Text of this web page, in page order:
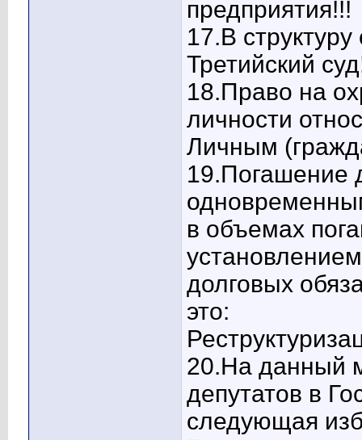
предприятия!!!
17.В
Третийский
18.Право на
личности
Личным
19.Погашение
в объемах
долговых
это:
20.На данный
депутатов в
следующая